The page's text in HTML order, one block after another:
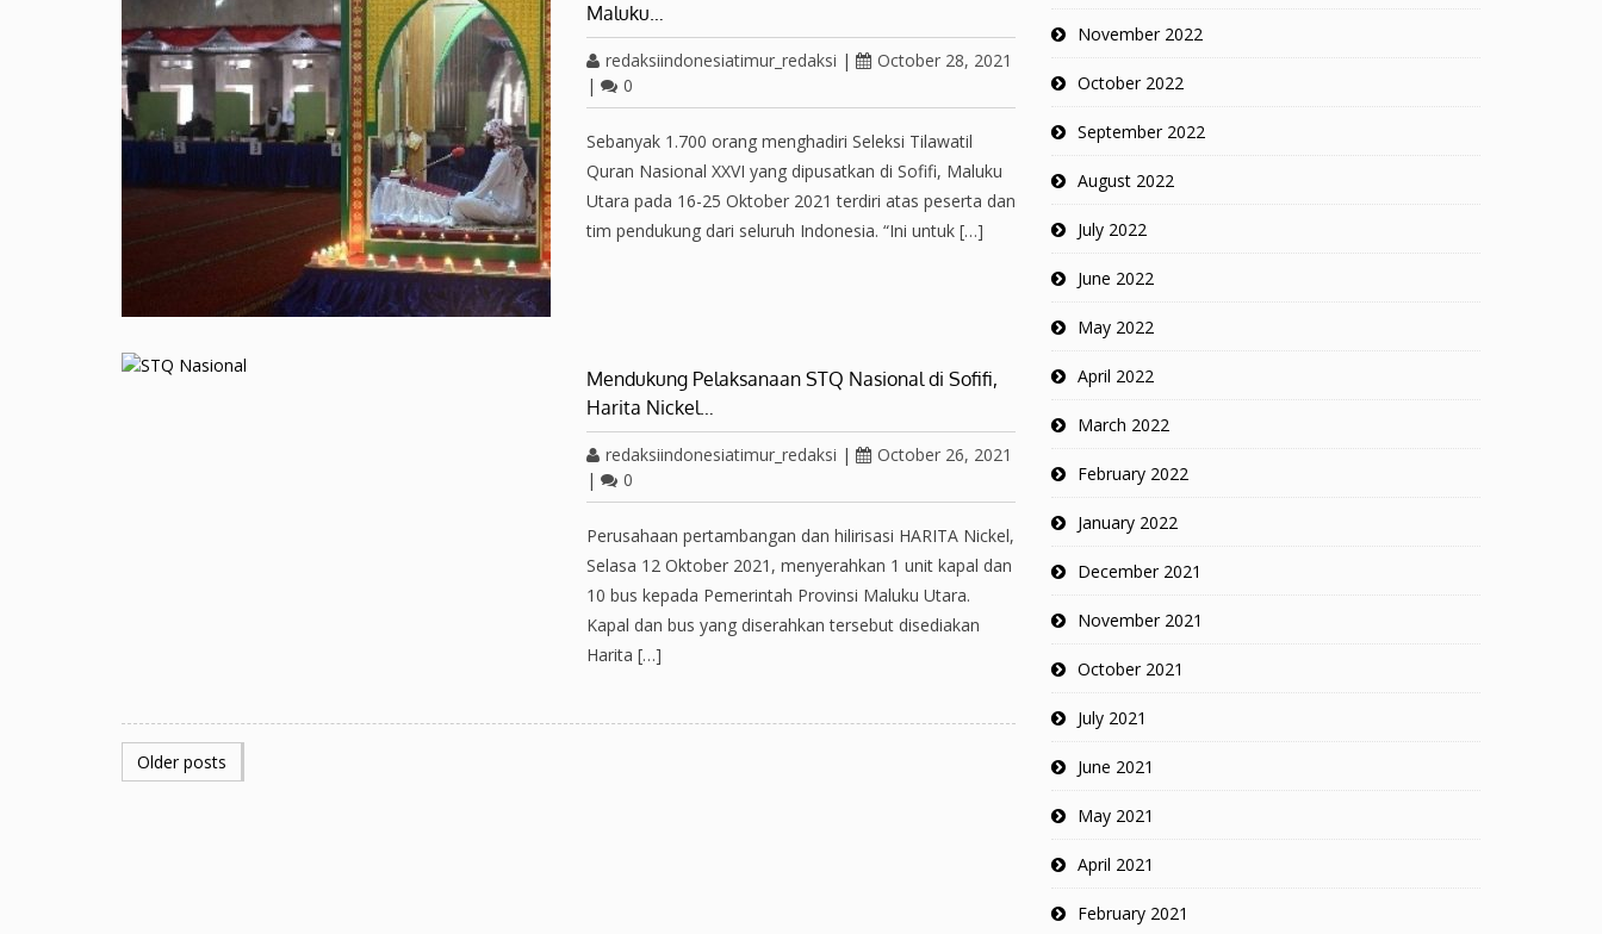
Maluku…
redaksiindonesiatimur_redaksi |
October 28, 2021
|
0
Sebanyak 1.700 orang menghadiri Seleksi Tilawatil
Quran Nasional XXVI yang dipusatkan di Sofifi, Maluku
Utara pada 16-25 Oktober 2021 terdiri atas peserta dan
tim pendukung dari seluruh Indonesia. “Ini untuk […]
Mendukung Pelaksanaan STQ Nasional di Sofifi,
Harita Nickel…
redaksiindonesiatimur_redaksi |
October 26, 2021
|
0
Perusahaan pertambangan dan hilirisasi HARITA Nickel,
Selasa 12 Oktober 2021, menyerahkan 1 unit kapal dan
10 bus kepada Pemerintah Provinsi Maluku Utara.
Kapal dan bus yang diserahkan tersebut disediakan
Harita […]
POSTS
Older posts
November 2022
October 2022
September 2022
August 2022
July 2022
June 2022
May 2022
April 2022
March 2022
February 2022
January 2022
December 2021
November 2021
October 2021
July 2021
June 2021
May 2021
April 2021
February 2021